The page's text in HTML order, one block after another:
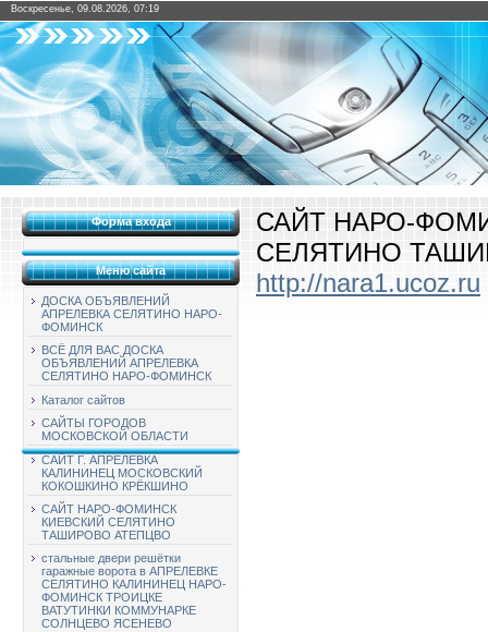
Воскресенье, 09.08.2026, 07:19
Форма входа
Меню сайта
ДОСКА ОБЪЯВЛЕНИЙ
АПРЕЛЕВКА СЕЛЯТИНО НАРО-
ФОМИНСК
ВСЁ ДЛЯ ВАС ДОСКА
ОБЪЯВЛЕНИЙ АПРЕЛЕВКА
СЕЛЯТИНО НАРО-ФОМИНСК
Каталог сайтов
САЙТЫ ГОРОДОВ
МОСКОВСКОЙ ОБЛАСТИ
САЙТ Г. АПРЕЛЕВКА
КАЛИНИНЕЦ МОСКОВСКИЙ
КОКОШКИНО КРЁКШИНО
САЙТ НАРО-ФОМИНСК
КИЕВСКИЙ СЕЛЯТИНО
ТАШИРОВО АТЕПЦВО
стальные двери решётки
гаражные ворота в АПРЕЛЕВКЕ
СЕЛЯТИНО КАЛИНИНЕЦ НАРО-
ФОМИНСК ТРОИЦКЕ
ВАТУТИНКИ КОММУНАРКЕ
СОЛНЦЕВО ЯСЕНЕВО
САЙТ НАРО-
СЕЛЯТИНО
http://nara1.ucoz.ru